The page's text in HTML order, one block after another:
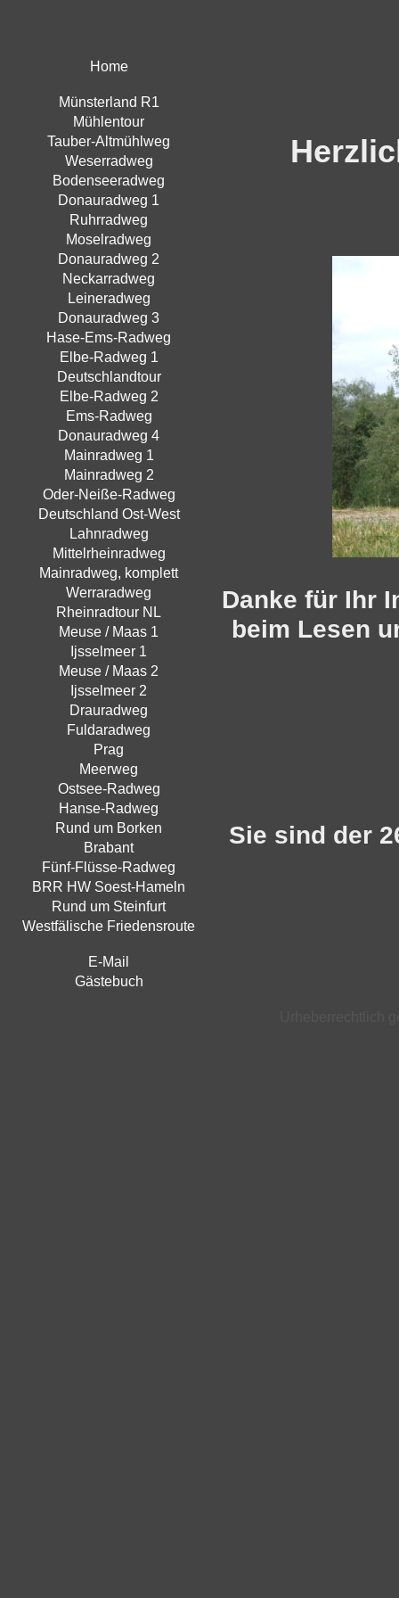
Home
Münsterland R1
Mühlentour
Tauber-Altmühlweg
Weserradweg
Bodenseeradweg
Donauradweg 1
Ruhrradweg
Moselradweg
Donauradweg 2
Neckarradweg
Leineradweg
Donauradweg 3
Hase-Ems-Radweg
Elbe-Radweg 1
Deutschlandtour
Elbe-Radweg 2
Ems-Radweg
Donauradweg 4
Mainradweg 1
Mainradweg 2
Oder-Neiße-Radweg
Deutschland Ost-West
Lahnradweg
Mittelrheinradweg
Mainradweg, komplett
Werraradweg
Rheinradtour NL
Meuse / Maas 1
Ijsselmeer 1
Meuse / Maas 2
Ijsselmeer 2
Drauradweg
Fuldaradweg
Prag
Meerweg
Ostsee-Radweg
Hanse-Radweg
Rund um Borken
Brabant
Fünf-Flüsse-Radweg
BRR HW Soest-Hameln
Rund um Steinfurt
Westfälische Friedensroute
E-Mail
Gästebuch
Danke für Ihr
beim Lesen
Sie sind der